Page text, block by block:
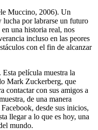
Muccino, 2006). Un
lucha por labrarse un futuro
una historia real, nos
incluso en las peores
con el fin de alcanzar
película muestra la
Mark Zuckerberg, que
contactar con sus amigos a
de una manera
desde sus inicios,
llegar a lo que es hoy, una
mundo.